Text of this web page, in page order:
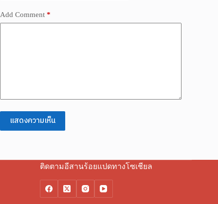
Add Comment *
แสดงความเห็น
ติดตามอีสานร้อยแปดทางโซเชียล